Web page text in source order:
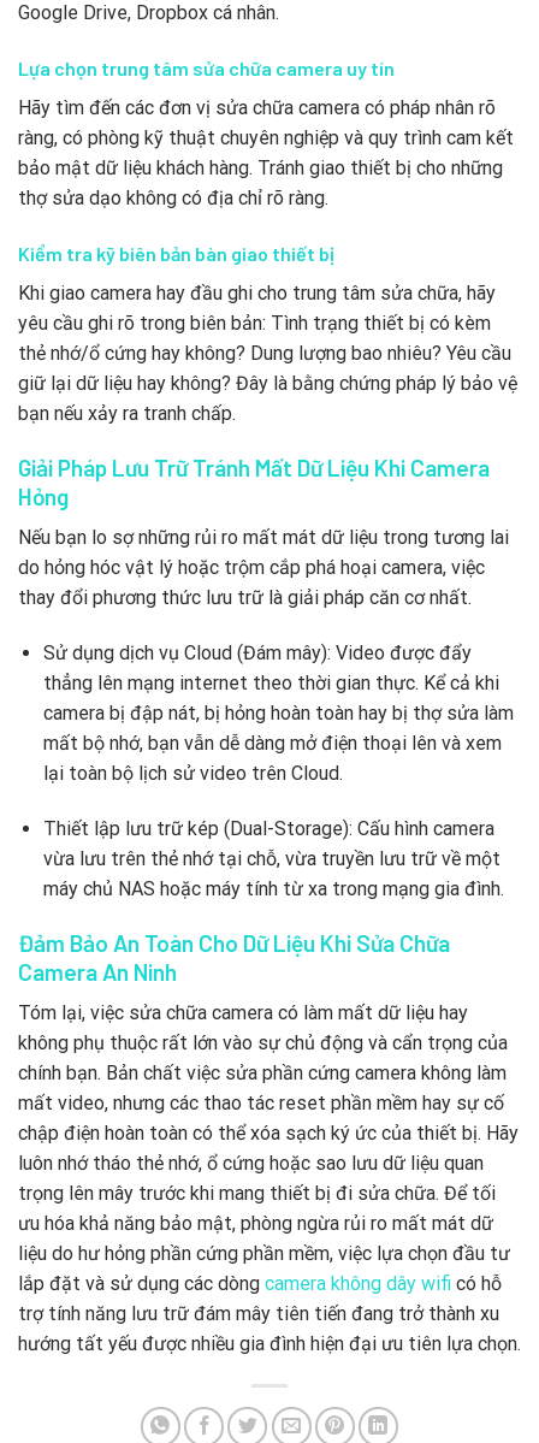
Google Drive, Dropbox cá nhân.
Lựa chọn trung tâm sửa chữa camera uy tín
Hãy tìm đến các đơn vị sửa chữa camera có pháp nhân rõ
ràng, có phòng kỹ thuật chuyên nghiệp và quy trình cam kết
bảo mật dữ liệu khách hàng. Tránh giao thiết bị cho những
thợ sửa dạo không có địa chỉ rõ ràng.
Kiểm tra kỹ biên bản bàn giao thiết bị
Khi giao camera hay đầu ghi cho trung tâm sửa chữa, hãy
yêu cầu ghi rõ trong biên bản: Tình trạng thiết bị có kèm
thẻ nhớ/ổ cứng hay không? Dung lượng bao nhiêu? Yêu cầu
giữ lại dữ liệu hay không? Đây là bằng chứng pháp lý bảo vệ
bạn nếu xảy ra tranh chấp.
Giải Pháp Lưu Trữ Tránh Mất Dữ Liệu Khi Camera
Hỏng
Nếu bạn lo sợ những rủi ro mất mát dữ liệu trong tương lai
do hỏng hóc vật lý hoặc trộm cắp phá hoại camera, việc
thay đổi phương thức lưu trữ là giải pháp căn cơ nhất.
Sử dụng dịch vụ Cloud (Đám mây): Video được đẩy
thẳng lên mạng internet theo thời gian thực. Kể cả khi
camera bị đập nát, bị hỏng hoàn toàn hay bị thợ sửa làm
mất bộ nhớ, bạn vẫn dễ dàng mở điện thoại lên và xem
lại toàn bộ lịch sử video trên Cloud.
Thiết lập lưu trữ kép (Dual-Storage): Cấu hình camera
vừa lưu trên thẻ nhớ tại chỗ, vừa truyền lưu trữ về một
máy chủ NAS hoặc máy tính từ xa trong mạng gia đình.
Đảm Bảo An Toàn Cho Dữ Liệu Khi Sửa Chữa
Camera An Ninh
Tóm lại, việc sửa chữa camera có làm mất dữ liệu hay
không phụ thuộc rất lớn vào sự chủ động và cẩn trọng của
chính bạn. Bản chất việc sửa phần cứng camera không làm
mất video, nhưng các thao tác reset phần mềm hay sự cố
chập điện hoàn toàn có thể xóa sạch ký ức của thiết bị. Hãy
luôn nhớ tháo thẻ nhớ, ổ cứng hoặc sao lưu dữ liệu quan
trọng lên mây trước khi mang thiết bị đi sửa chữa. Để tối
ưu hóa khả năng bảo mật, phòng ngừa rủi ro mất mát dữ
liệu do hư hỏng phần cứng phần mềm, việc lựa chọn đầu tư
lắp đặt và sử dụng các dòng camera không dây wifi có hỗ
trợ tính năng lưu trữ đám mây tiên tiến đang trở thành xu
hướng tất yếu được nhiều gia đình hiện đại ưu tiên lựa chọn.